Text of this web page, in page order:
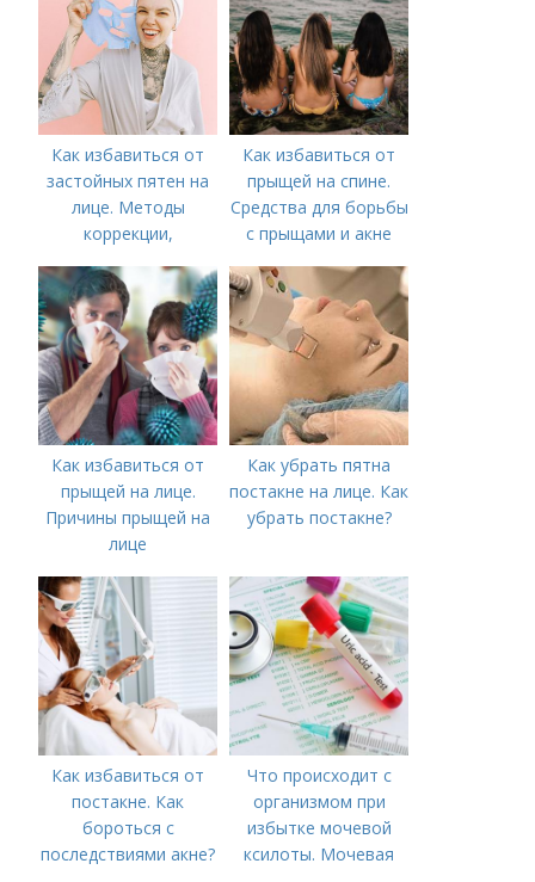
Как избавиться от
застойных пятен на
лице. Методы
коррекции,
акне и удаления
рубцов и шрамов
постакне
Как избавиться от
прыщей на спине.
Средства для борьбы
с прыщами и акне
Как избавиться от
прыщей на лице.
Причины прыщей на
лице
Как убрать пятна
постакне на лице. Как
убрать постакне?
Как избавиться от
постакне. Как
бороться с
последствиями акне?
Что происходит с
организмом при
избытке мочевой
ксилоты. Мочевая